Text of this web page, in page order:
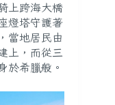
上跨海大橋
燈塔守護著
當地居民由
上，而從三
於希臘般。